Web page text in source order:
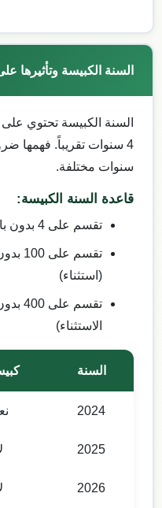
السنة الكبيسة وتأثيرها
4 سنوات تقريباً. فهمها
سنوات مختلفة.
قاعدة السنة الكبيسة:
تقسم على 4 بدون باقٍ → سنة كبيسة (مبدئياً)
تقسم
(استثناء)
تقسم
الاستثناء)
السنة
2024
2025
2026